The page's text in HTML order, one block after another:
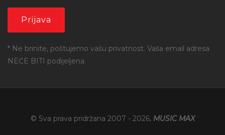
* Ne brinite, poštujemo vašu privatnost. Vaša email adresa
NEĆE BITI podijeljena.
© Sva prava pridržana 2007 - 2026, MUSIC MAX